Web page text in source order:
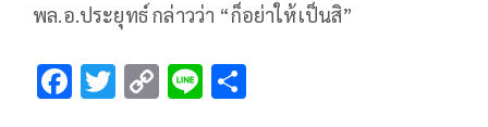
พล.อ.ประยุทธ์ กล่าวว่า “ก็อย่าให้เป็นสิ”
F T C Li